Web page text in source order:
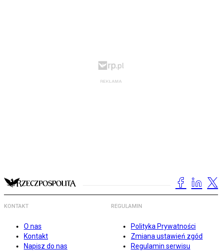
KONTAKT
O nas
Kontakt
Napisz do nas
REGULAMIN
Polityka Prywatności
Zmiana ustawień zgód
Regulamin serwisu